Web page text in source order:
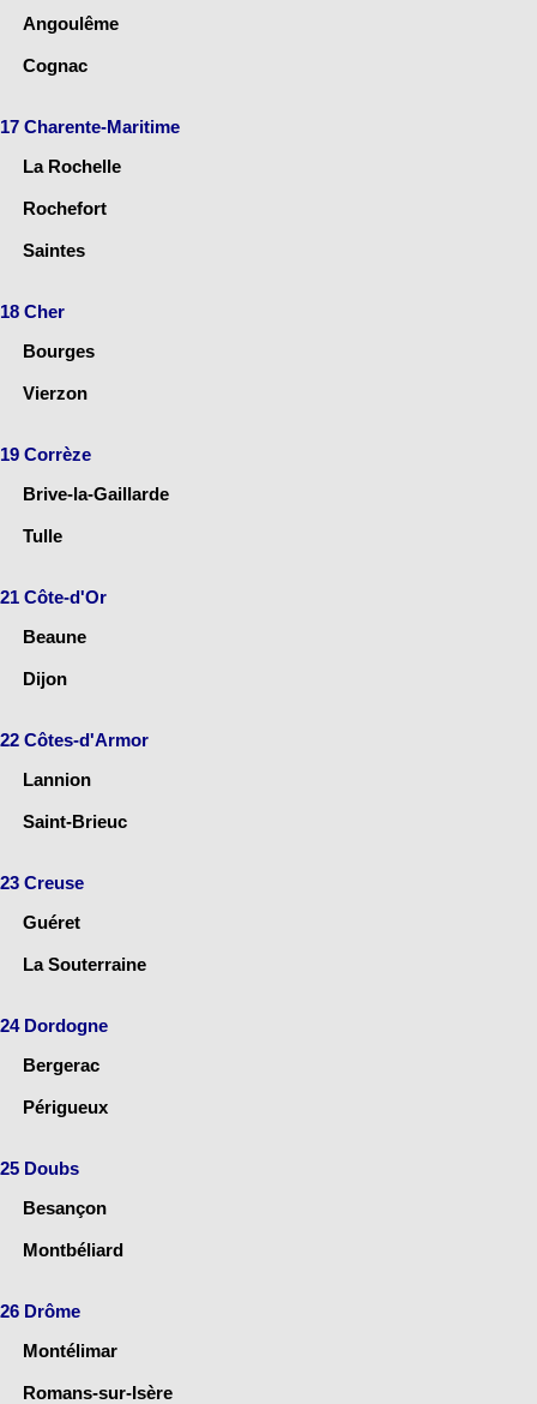
Angoulême
Cognac
17 Charente-Maritime
La Rochelle
Rochefort
Saintes
18 Cher
Bourges
Vierzon
19 Corrèze
Brive-la-Gaillarde
Tulle
21 Côte-d'Or
Beaune
Dijon
22 Côtes-d'Armor
Lannion
Saint-Brieuc
23 Creuse
Guéret
La Souterraine
24 Dordogne
Bergerac
Périgueux
25 Doubs
Besançon
Montbéliard
26 Drôme
Montélimar
Romans-sur-Isère